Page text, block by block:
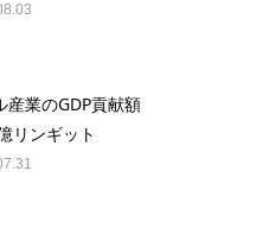
産業のGDP貢献額
リンギット